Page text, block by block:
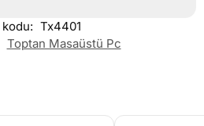
Tx4401
Toptan Masaüstü Pc